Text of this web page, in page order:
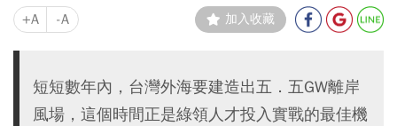
+A -A 加入收藏
短短數年內，台灣外海要建造出五．五GW離岸
風場，這個時間正是綠領人才投入實戰的最佳機